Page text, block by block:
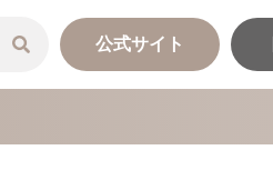
公式サイト